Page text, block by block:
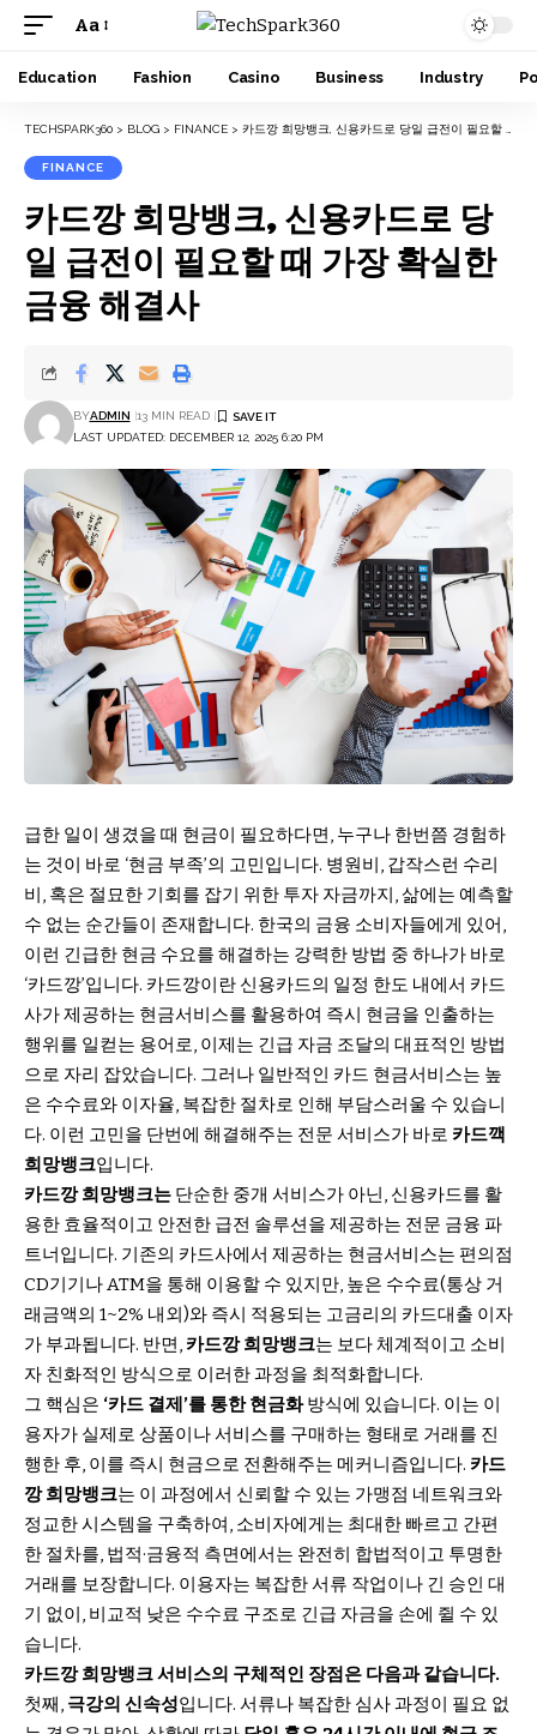
Font
Resizer
Aa
Education Fashion Casino Business Industry
TECHSPARK360 > BLOG > FINANCE > 카드깡 희망뱅크, 신용카드로 당일 급전이 필요할 때 가장 확실한 금융 해결사
FINANCE
카드깡 희망뱅크, 신용카드로 당
일 급전이 필요할 때 가장 확실한
금융 해결사
LAST UPDATED: DECEMBER 12, 2025 6:20 PM
BYADMIN 13 MIN READ
급한 일이 생겼을 때 현금이 필요하다면, 누구나 한번쯤 경험하
는 것이 바로 ‘현금 부족’의 고민입니다. 병원비, 갑작스런 수리
비, 혹은 절묘한 기회를 잡기 위한 투자 자금까지, 삶에는 예측할
수 없는 순간들이 존재합니다. 한국의 금융 소비자들에게 있어,
이런 긴급한 현금 수요를 해결하는 강력한 방법 중 하나가 바로
‘카드깡’입니다. 카드깡이란 신용카드의 일정 한도 내에서 카드
사가 제공하는 현금서비스를 활용하여 즉시 현금을 인출하는
행위를 일컫는 용어로, 이제는 긴급 자금 조달의 대표적인 방법
으로 자리 잡았습니다. 그러나 일반적인 카드 현금서비스는 높
은 수수료와 이자율, 복잡한 절차로 인해 부담스러울 수 있습니
다. 이런 고민을 단번에 해결해주는 전문 서비스가 바로 카드깩
희망뱅크입니다.
카드깡 희망뱅크는 단순한 중개 서비스가 아닌, 신용카드를 활
용한 효율적이고 안전한 급전 솔루션을 제공하는 전문 금융 파
트너입니다. 기존의 카드사에서 제공하는 현금서비스는 편의점
CD기기나 ATM을 통해 이용할 수 있지만, 높은 수수료(통상 거
래금액의 1~2% 내외)와 즉시 적용되는 고금리의 카드대출 이자
가 부과됩니다. 반면, 카드깡희망뱅크는 보다 체계적이고 소비
자 친화적인 방식으로 이러한 과정을 최적화합니다.
그 핵심은 ‘카드 결제’를 통한 현금화방식에 있습니다. 이는 이
용자가 실제로 상품이나 서비스를 구매하는 형태로 거래를 진
행한 후, 이를 즉시 현금으로 전환해주는 메커니즘입니다. 카드
깡 희망뱅크는 이 과정에서 신뢰할 수 있는 가맹점 네트워크와
정교한 시스템을 구축하여, 소비자에게는 최대한 빠르고 간편
한 절차를, 법적·금융적 측면에서는 완전히 합법적이고 투명한
거래를 보장합니다. 이용자는 복잡한 서류 작업이나 긴 승인 대
기 없이, 비교적 낮은 수수료 구조로 긴급 자금을 손에 쥘 수 있
습니다.
카드깡 희망뱅크 서비스의 구체적인 장점은 다음과 같습니다.
첫째, 극강의 신속성입니다. 서류나 복잡한 심사 과정이 필요 없